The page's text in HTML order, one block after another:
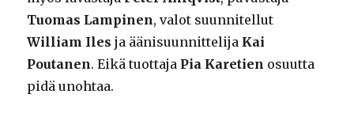
Tuomas Lampinen, valot suunnitellut
William Iles ja äänisuunnittelija Kai
Poutanen. Eikä tuottaja Pia Karetien osuutta
pidä unohtaa.